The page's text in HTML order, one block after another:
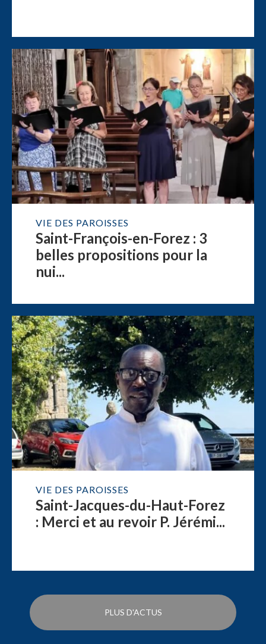
VIE DES PAROISSES
Saint-François-en-Forez : 3
belles propositions pour la
nui...
VIE DES PAROISSES
Saint-Jacques-du-Haut-Forez
: Merci et au revoir P. Jérémi...
PLUS D'ACTUS